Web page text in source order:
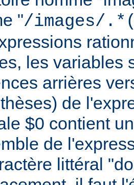
"/images/
les variables
arrières
de
$0 contient
de
littéral